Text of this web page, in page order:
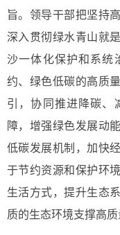
旨。领导干部把坚持
深入贯彻绿水青山就
沙一体化保护和系统
约、绿色低碳的高质
引，协同推进降碳、
障，增强绿色发展动
低碳发展机制，加快
于节约资源和保护环
生活方式，提升生态
质的生态环境支撑高质